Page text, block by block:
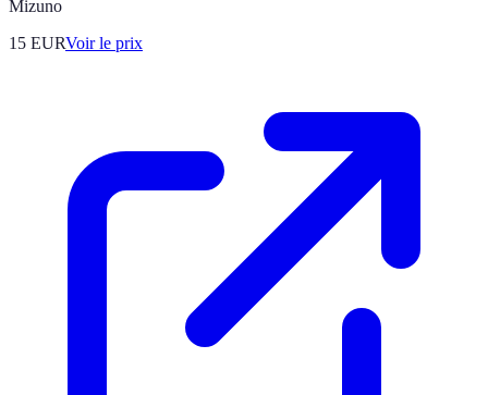
Mizuno
15 EURVoir le prix